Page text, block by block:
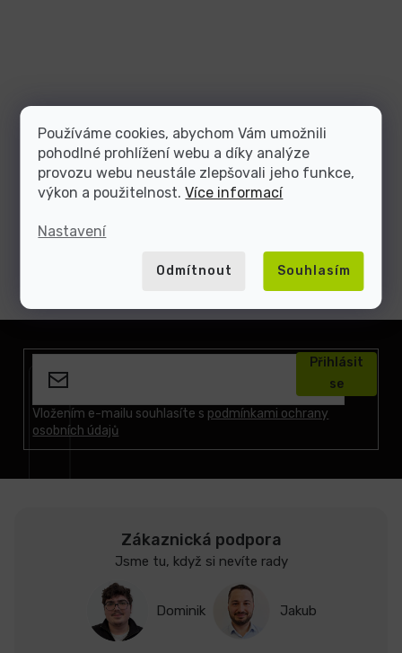
Používáme cookies, abychom Vám umožnili
pohodlné prohlížení webu a díky analýze
provozu webu neustále zlepšovali jeho funkce,
výkon a použitelnost.Více informací
Nastavení
Odmítnout Souhlasím
Vložením e-mailu souhlasíte s podmínkami ochrany
osobních údajů
Přihlásit
se
Zákaznická podpora
Jsme tu, když si nevíte rady
Dominik Jakub